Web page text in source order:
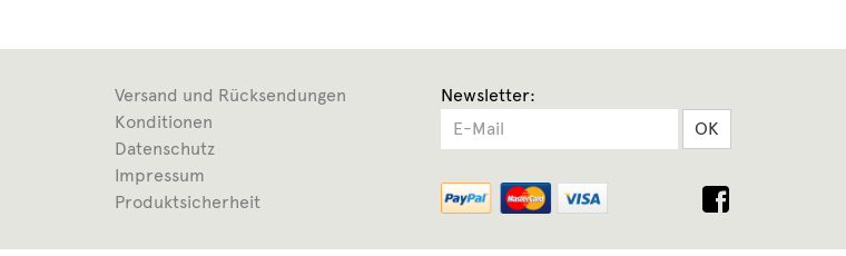
Versand und Rücksendungen
Konditionen
Datenschutz
Impressum
Produktsicherheit
Newsletter:
OK